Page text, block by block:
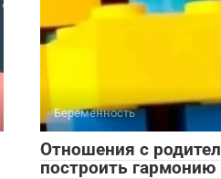
Беременность
Отношения с
построить гармонию